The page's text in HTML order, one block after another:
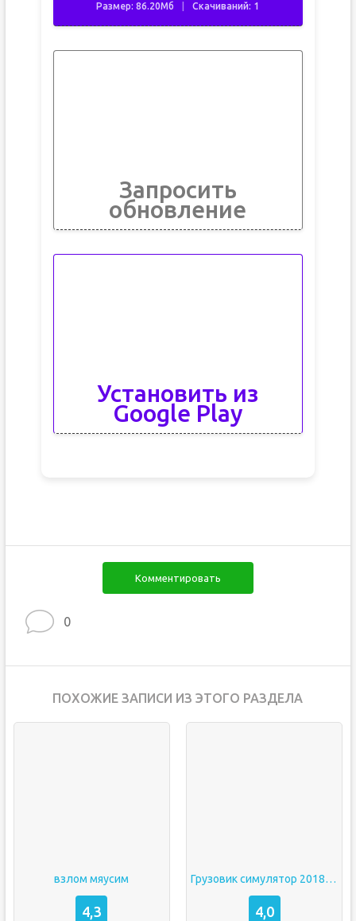
Размер: 86.20Мб Скачиваний: 1
Запросить
обновление
Установить из
Google Play
Комментировать
0
ПОХОЖИЕ ЗАПИСИ ИЗ ЭТОГО РАЗДЕЛА
взлом мяусим
4,3
Грузовик симулятор 2018 европа мод много денег
4,0